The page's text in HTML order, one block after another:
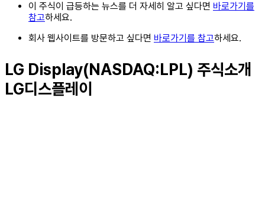
이 주식이 급등하는 뉴스를 더 자세히 알고 싶다면 바로가기를
참고하세요.
회사 웹사이트를 방문하고 싶다면 바로가기를 참고하세요.
LG Display(NASDAQ:LPL) 주식소개
LG디스플레이